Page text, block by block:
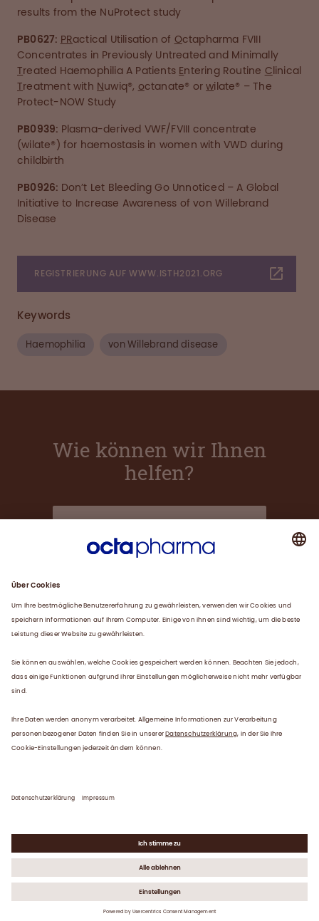
results from the NuProtect study
PB0627: PRactical Utilisation of Octapharma FVIII
Concentrates in Previously Untreated and Minimally
Treated Haemophilia A Patients Entering Routine C linical
Treatment with Nuwiq®, octanate® orwilate® – The
Protect-NOW Study
PB0939: Plasma-derived VWF/FVIII concentrate
(wilate®) for haemostasis in women with VWD during
childbirth
PB0926: Don’t Let Bleeding Go Unnoticed – A Global
Initiative to Increase Awareness of von Willebrand
Disease
REGISTRIERUNG AUF WWW.ISTH2021.ORG
Keywords
Haemophilia von Willebrand disease
Wie können wir Ihnen
helfen?
Über uns
Karriere
Service
©2026 Octapharma Handelsges.m.b.H.